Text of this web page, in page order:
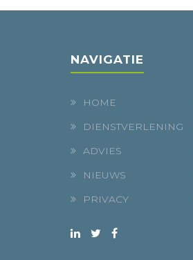
NAVIGATIE
HOME
DIENSTVERLENING
ADVIES
NIEUWS
PRIVACY